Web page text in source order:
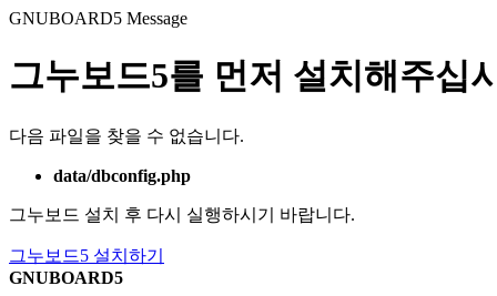
GNUBOARD5 Message
그누보드5를 먼저 설치해주십
다음 파일을 찾을 수 없습니다.
data/dbconfig.php
그누보드 설치 후 다시 실행하시기 바랍니다.
그누보드5 설치하기
GNUBOARD5